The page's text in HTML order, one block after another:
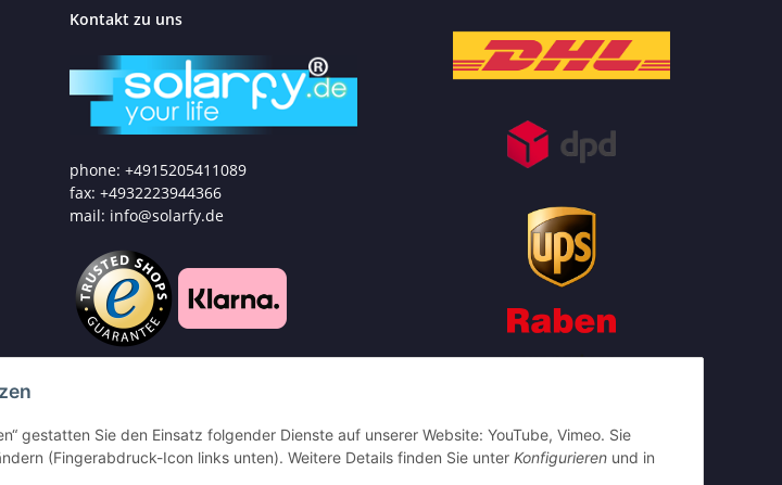
gestatten Sie den Einsatz folgender Dienste auf unserer Website: YouTube, Vimeo. Sie
(Fingerabdruck-Icon links unten). Weitere Details finden Sie unter Konfigurieren und in
Kontakt zu uns
phone: +4915205411089
fax: +4932223944366
mail: info@solarfy.de